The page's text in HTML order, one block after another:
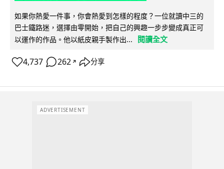
如果你熱愛一件事，你會熱愛到怎樣的程度？一位就讀中三的
巴士鐵路迷，選擇由零開始，把自己的興趣一步步變成真正可
以運作的作品。他以紙皮親手製作出...
閱讀全文
4,737 262 ↗ 分享
ADVERTISEMENT